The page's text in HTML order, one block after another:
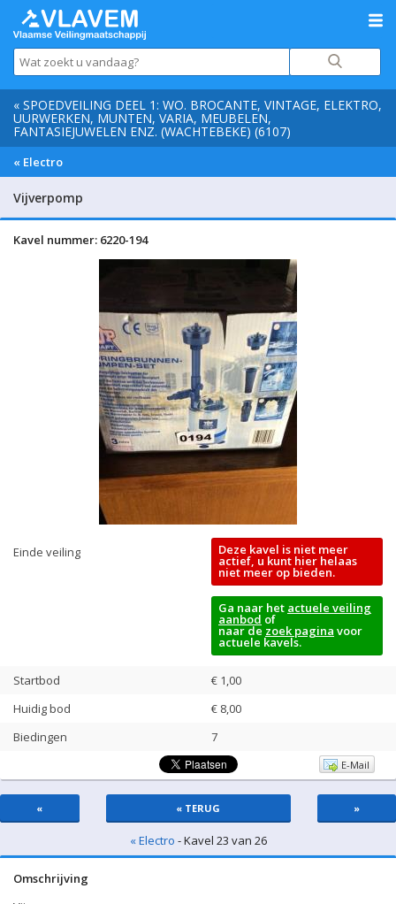
« SPOEDVEILING DEEL 1: WO. BROCANTE, VINTAGE, ELEKTRO,
UURWERKEN, MUNTEN, VARIA, MEUBELEN,
FANTASIEJUWELEN ENZ. (WACHTEBEKE) (6107)
« Electro
Vijverpomp
Kavel nummer: 6220-194
Einde veiling Deze kavel is niet meer
actief, u kunt hier helaas
niet meer op bieden.
Ga naar het actuele veiling
aanbod of
naar de zoek pagina voor
actuele kavels.
Startbod
€ 1,00
Huidig bod
€ 8,00
Biedingen
7
E-Mail
« « TERUG »
« Electro - Kavel 23 van 26
Omschrijving